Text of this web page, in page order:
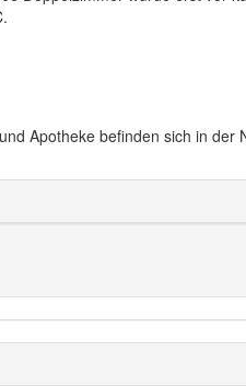
Apotheke befinden sich in der